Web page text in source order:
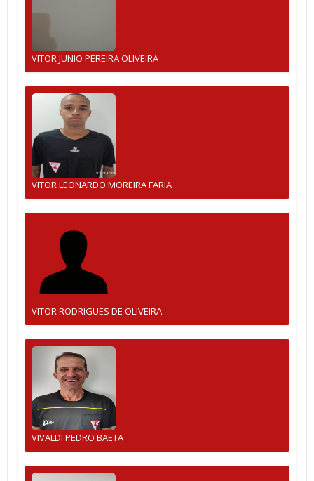
VITOR JUNIO PEREIRA OLIVEIRA
VITOR LEONARDO MOREIRA FARIA
VITOR RODRIGUES DE OLIVEIRA
VIVALDI PEDRO BAETA